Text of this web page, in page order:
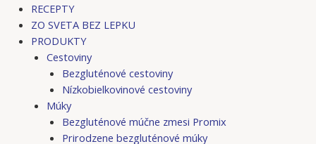
RECEPTY
ZO SVETA BEZ LEPKU
PRODUKTY
Cestoviny
Bezgluténové cestoviny
Nízkobielkovinové cestoviny
Múky
Bezgluténové múčne zmesi Promix
Prirodzene bezgluténové múky